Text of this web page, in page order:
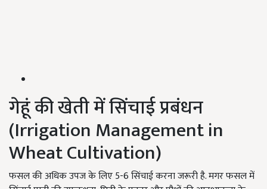
गेहूं की खेती में सिंचाई प्रबंधन
(Irrigation Management in
Wheat Cultivation)
फसल की अधिक उपज के लिए 5-6 सिंचाई करना जरूरी है. मगर फसल में